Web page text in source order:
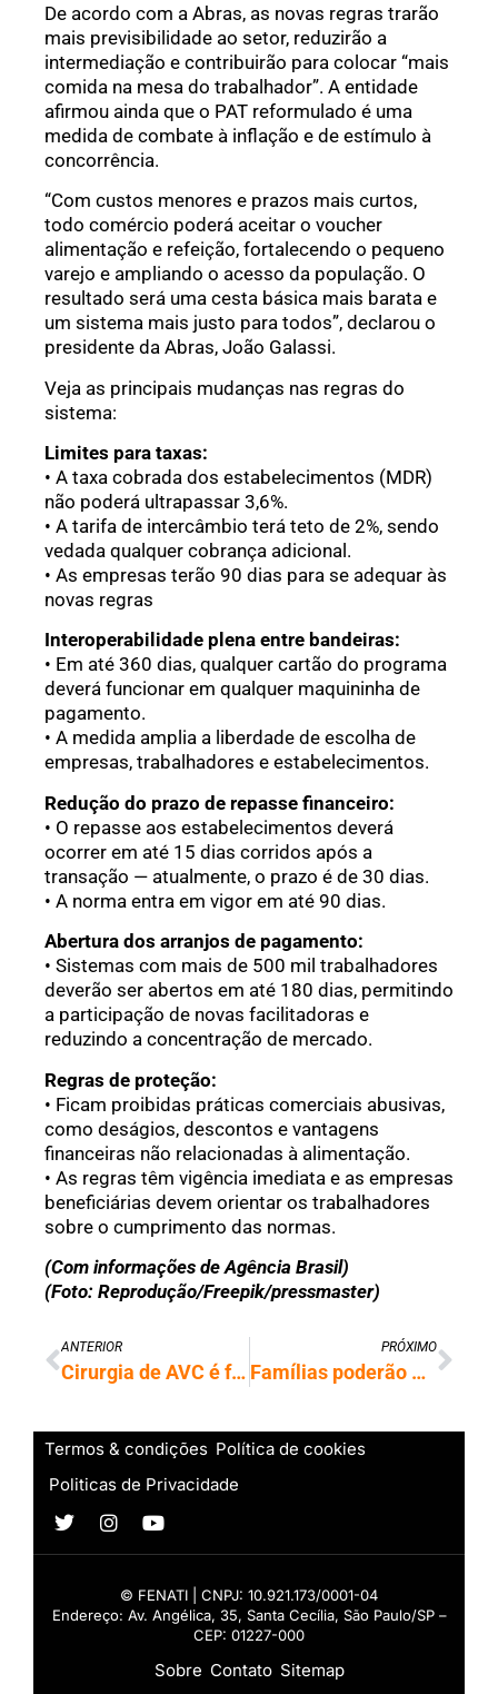
De acordo com a Abras, as novas regras trarão
mais previsibilidade ao setor, reduzirão a
intermediação e contribuirão para colocar “mais
comida na mesa do trabalhador”. A entidade
afirmou ainda que o PAT reformulado é uma
medida de combate à inflação e de estímulo à
concorrência.
“Com custos menores e prazos mais curtos,
todo comércio poderá aceitar o voucher
alimentação e refeição, fortalecendo o pequeno
varejo e ampliando o acesso da população. O
resultado será uma cesta básica mais barata e
um sistema mais justo para todos”, declarou o
presidente da Abras, João Galassi.
Veja as principais mudanças nas regras do
sistema:
Limites para taxas:
• A taxa cobrada dos estabelecimentos (MDR)
não poderá ultrapassar 3,6%.
• A tarifa de intercâmbio terá teto de 2%, sendo
vedada qualquer cobrança adicional.
• As empresas terão 90 dias para se adequar às
novas regras
Interoperabilidade plena entre bandeiras:
• Em até 360 dias, qualquer cartão do programa
deverá funcionar em qualquer maquininha de
pagamento.
• A medida amplia a liberdade de escolha de
empresas, trabalhadores e estabelecimentos.
Redução do prazo de repasse financeiro:
• O repasse aos estabelecimentos deverá
ocorrer em até 15 dias corridos após a
transação — atualmente, o prazo é de 30 dias.
• A norma entra em vigor em até 90 dias.
Abertura dos arranjos de pagamento:
• Sistemas com mais de 500 mil trabalhadores
deverão ser abertos em até 180 dias, permitindo
a participação de novas facilitadoras e
reduzindo a concentração de mercado.
Regras de proteção:
• Ficam proibidas práticas comerciais abusivas,
como deságios, descontos e vantagens
financeiras não relacionadas à alimentação.
• As regras têm vigência imediata e as empresas
beneficiárias devem orientar os trabalhadores
sobre o cumprimento das normas.
(Com informações de Agência Brasil)
(Foto: Reprodução/Freepik/pressmaster)
ANTERIOR
Cirurgia de AVC é feita por robô remotamente pela primeira vez
PRÓXIMO
Famílias poderão financiar imóveis mais caros pelo Minha Casa, Minha Vida
Termos & condições Política de cookies
Politicas de Privacidade
© FENATI | CNPJ: 10.921.173/0001-04
Endereço: Av. Angélica, 35, Santa Cecília, São Paulo/SP –
CEP: 01227-000
Sobre Contato Sitemap